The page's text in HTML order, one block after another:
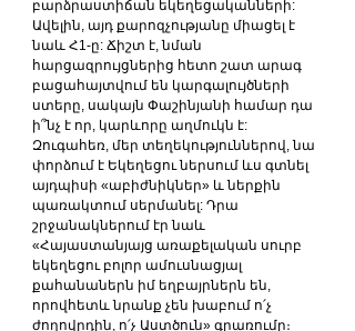
բարձրաստիճան եկեղեցականների:
Ավելին, այդ քարոզչությանը միացել է
նաև Հ1-ը: Ճիշտ է, նման
հարցազրույցներից հետո շատ արագ
բացահայտվում են կարգալույծների
ստերը, սակայն Փաշինյանի համար դա
ի՞նչ է որ, կարևորը աղմուկն է:
Զուգահեռ, մեր տեղեկություններով, նա
փորձում է Եկեղեցու ներսում ևս գտնել
այդպիսի «աբիժնիկներ» և ներքին
պառակտում սերմանել: Դրա
շրջանակներում էր նաև
«Հայաստանյայց առաքելական սուրբ
եկեղեցու բոլոր ամուսնացյալ
քահանաներն իմ եղբայրներն են,
որովհետև նրանք չեն խաբում ո՛չ
ժողովրդին, ո՛չ Աստծուն» գրառումը։